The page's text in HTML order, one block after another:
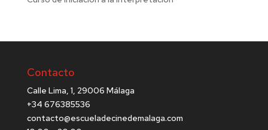
Contacto
Calle Lima, 1, 29006 Málaga
+34 676385536
contacto@escueladecinedemalaga.com